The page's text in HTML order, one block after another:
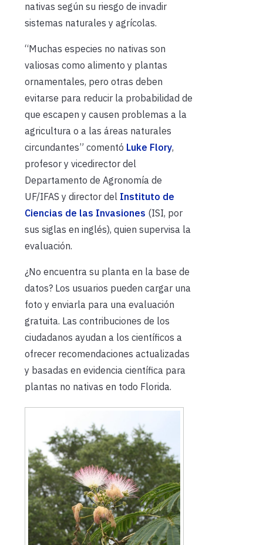
nativas según su riesgo de invadir
sistemas naturales y agrícolas.
“Muchas especies no nativas son
valiosas como alimento y plantas
ornamentales, pero otras deben
evitarse para reducir la probabilidad de
que escapen y causen problemas a la
agricultura o a las áreas naturales
circundantes” comentó Luke Flory,
profesor y vicedirector del
Departamento de Agronomía de
UF/IFAS y director del Instituto de
Ciencias de las Invasiones (ISI, por
sus siglas en inglés), quien supervisa la
evaluación.
¿No encuentra su planta en la base de
datos? Los usuarios pueden cargar una
foto y enviarla para una evaluación
gratuita. Las contribuciones de los
ciudadanos ayudan a los científicos a
ofrecer recomendaciones actualizadas
y basadas en evidencia científica para
plantas no nativas en todo Florida.